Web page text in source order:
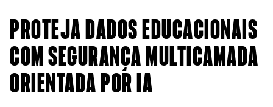
PROTEJA DADOS EDUCACIONAIS
COM SEGURANÇA MULTICAMADA
ORIENTADA POR IA